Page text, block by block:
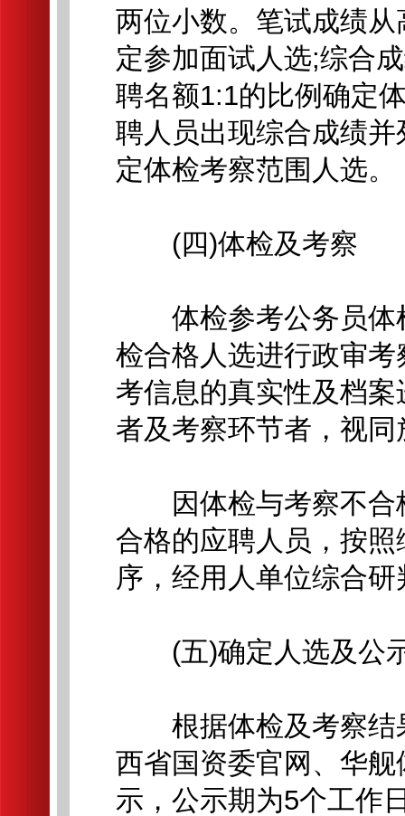
两位小数。笔试成绩
定参加面试人选;综合
聘名额1:1的比例确定
聘人员出现综合成绩
定体检考察范围人选。
(四)体检及考察
体检参考公务员体
检合格人选进行政审
考信息的真实性及档
者及考察环节者，视同
因体检与考察不合
合格的应聘人员，按
序，经用人单位综合
(五)确定人选及公
根据体检及考察结
西省国资委官网、华
示，公示期为5个工作